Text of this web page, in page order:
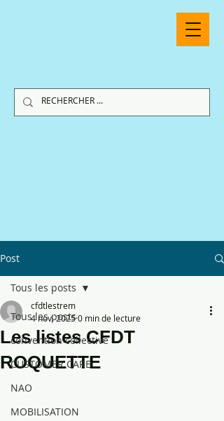
Post
Tous les posts
convention collective
CUSTOMER CARE
NAO
MOBILISATION
Tous les posts
Les listes CFDT
ROQUETTE
cfdtlestrem
4 nov. 20250 min de lecture